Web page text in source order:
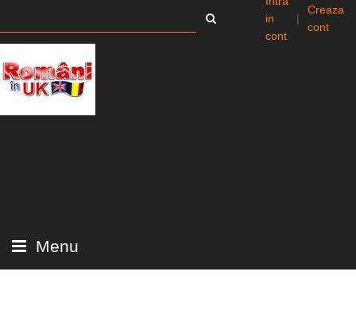
in
cont
|
Creaza
cont
Menu